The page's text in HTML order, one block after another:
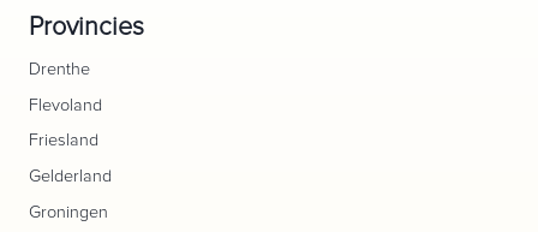
Provincies
Drenthe
Flevoland
Friesland
Gelderland
Groningen